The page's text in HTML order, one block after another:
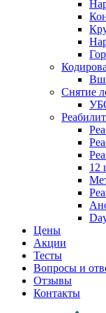
Снятие
12
Цены
Акции
Тесты
Вопросы и
Отзывы
Контакты